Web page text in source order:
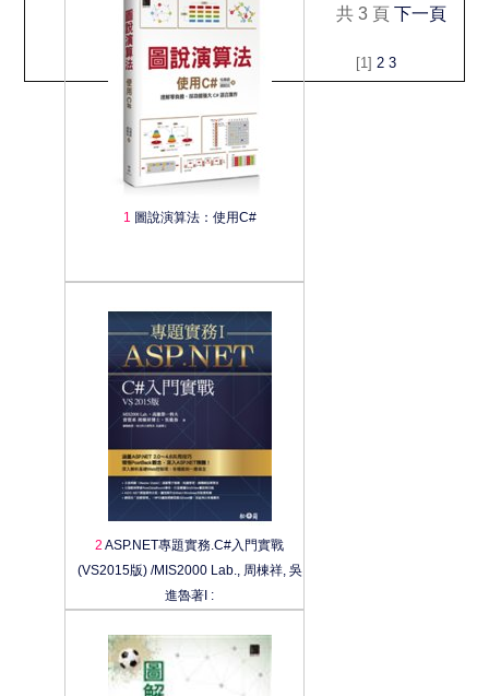
1 圖說演算法：使用C#
2 ASP.NET專題實務.C#入門實戰
(VS2015版) /MIS2000 Lab., 周棟祥, 吳
進魯著I :
共 3 頁下一頁
[1] 2 3